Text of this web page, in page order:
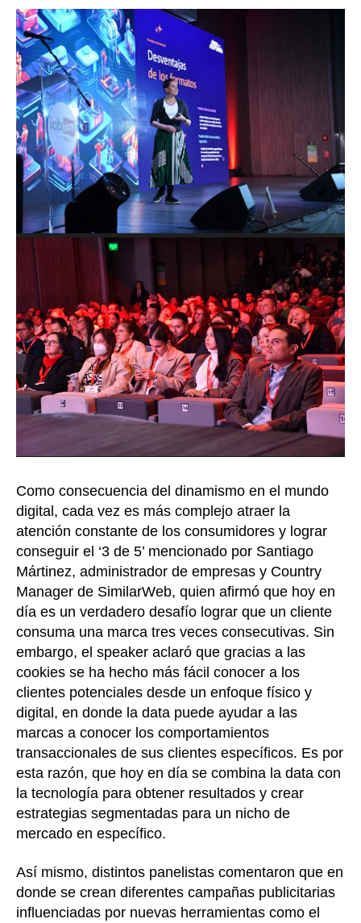
Como consecuencia del dinamismo en el mundo
digital, cada vez es más complejo atraer la
atención constante de los consumidores y lograr
conseguir el ‘3 de 5’ mencionado por Santiago
Mártinez, administrador de empresas y Country
Manager de SimilarWeb, quien afirmó que hoy en
día es un verdadero desafío lograr que un cliente
consuma una marca tres veces consecutivas. Sin
embargo, el speaker aclaró que gracias a las
cookies se ha hecho más fácil conocer a los
clientes potenciales desde un enfoque físico y
digital, en donde la data puede ayudar a las
marcas a conocer los comportamientos
transaccionales de sus clientes específicos. Es por
esta razón, que hoy en día se combina la data con
la tecnología para obtener resultados y crear
estrategias segmentadas para un nicho de
mercado en específico.
Así mismo, distintos panelistas comentaron que en
donde se crean diferentes campañas publicitarias
influenciadas por nuevas herramientas como el